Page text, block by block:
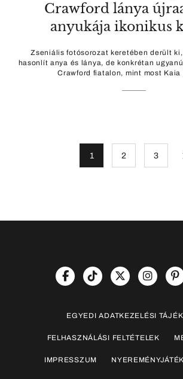
Crawford lánya
anyukája ikonikus
Zseniális fotósorozat keretében derült
hasonlít anya és lánya, de konkrétan
Crawford fiatalon, mint most Kaia
1 2 3
EGYEDI ADATKEZELÉSI
FELHASZNÁLÁSI FELTÉTELEK
IMPRESSZUM